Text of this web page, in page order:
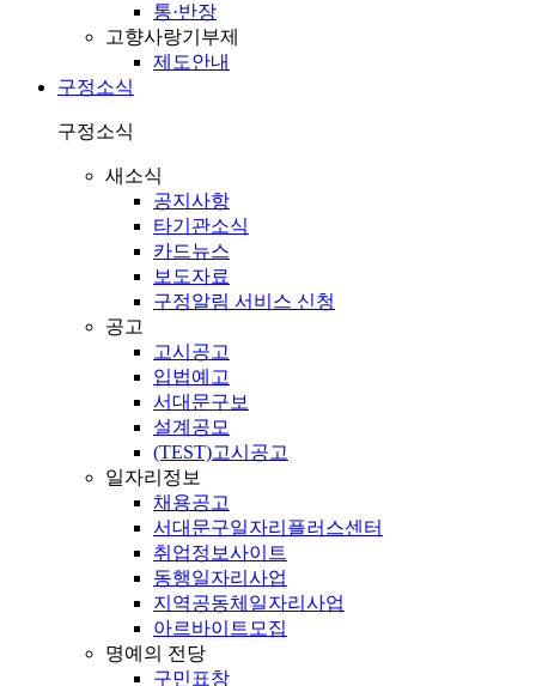
통·반장
고향사랑기부제
제도안내
구정소식
구정소식
새소식
공지사항
타기관소식
카드뉴스
보도자료
구정알림 서비스 신청
공고
고시공고
입법예고
서대문구보
설계공모
(TEST)고시공고
일자리정보
채용공고
서대문구일자리플러스센터
취업정보사이트
동행일자리사업
지역공동체일자리사업
아르바이트모집
명예의 전당
구민표창